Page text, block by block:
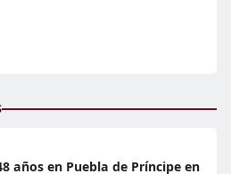
años en Puebla de Príncipe en